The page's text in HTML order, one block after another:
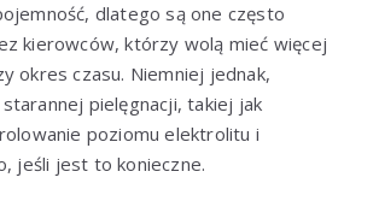
dlatego są one często
kierowców, którzy wolą mieć więcej
okres czasu. Niemniej jednak,
pielęgnacji, takiej jak
poziomu elektrolitu i
jeśli jest to konieczne.